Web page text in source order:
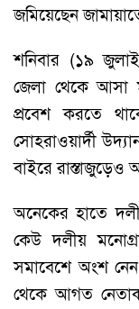
জমিয়েছেন
শনিবার (১৯
জেলা থেকে আসা
প্রবেশ করতে
সোহরাওয়ার্দী
বাইরে রাস্তাজুড়েও
অনেকের হাতে
কেউ দলীয়
সমাবেশে অংশ
থেকে আগত